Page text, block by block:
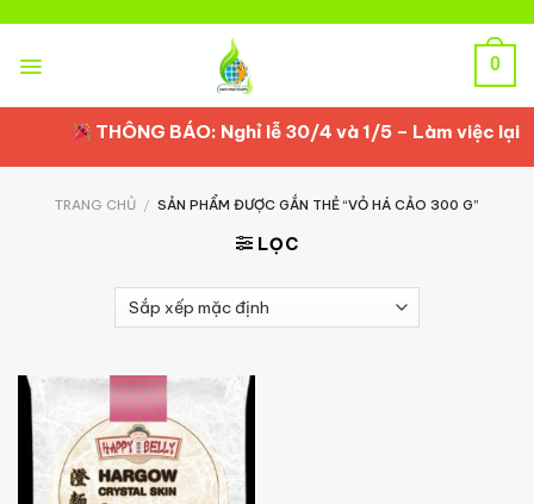
content
0
THÔNG BÁO: Nghỉ lễ 30/4 và 1/5 – Làm việc lại
TRANG CHỦ / SẢN PHẨM ĐƯỢC GẮN THẺ “VỎ HÁ CẢO 300 G”
LỌC